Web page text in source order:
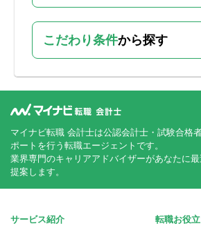
こだわり条件から探す
マイナビ転職 会計士は公認会計士・試験合格
ポートを行う転職エージェントです。
業界専門のキャリアアドバイザーがあなたに
提案します。
サービス紹介 転職お役